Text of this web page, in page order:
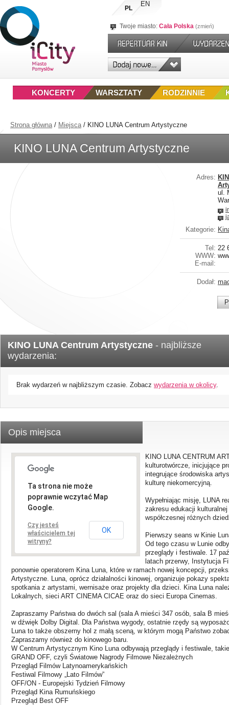
PL
EN
Twoje miasto: Cała Polska zmień
RODZINNIE
WARSZTATY
KONCERTY
Strona główna/ Miejsca/ KINO LUNA Centrum Artystyczne
KINO LUNA Centrum Artystyczne
Adres:
ul.
Kategorie:
Tel: 22
WWW:
E-mail:
Dodał:
KINO LUNA Centrum Artystyczne - najbliższe
wydarzenia:
Brak wydarzeń w najbliższym czasie. Zobacz wydarzenia w okolicy.
Opis miejsca
Ta strona nie może
poprawnie wczytać Map
Google.
Czy jesteś
właścicielem tej
witryny?
OK
KINO LUNA CENTRUM
kulturotwórcze, inicjujące
integrujące środowiska
kulturę niekomercyjną.
Wypełniając misję, LUNA
zakresu edukacji
współczesnej różnych
Pierwszy seans w Kinie
Od tego czasu w Lunie
przeglądy i festiwale. 17
latach przerwy, Instytucja
ponownie operatorem Kina Luna, które w ramach nowej koncepcji,
Artystyczne. Luna, oprócz działalności kinowej, organizuje pokazy
spotkania z artystami, wernisaże oraz projekty dla dzieci. Kina Luna
Lokalnych, sieci ART CINEMA CICAE oraz do sieci Europa Cinemas.
Zapraszamy Państwa do dwóch sal (sala A mieści 347 osób, sala B
w dźwięk Dolby Digital. Dla Państwa wygody, ostatnie rzędy są
Luna to także obszerny hol z małą sceną, w którym mogą Państwo
Zapraszamy również do kinowego baru.
W Centrum Artystycznym Kino Luna odbywają przeglądy i festiwale,
GRAND OFF, czyli Światowe Nagrody Filmowe Niezależnych
Przegląd Filmów Latynoamerykańskich
Festiwal Filmowy „Lato Filmów”
OFF/ON - Europejski Tydzień Filmowy
Przegląd Kina Rumuńskiego
Przegląd Best OFF